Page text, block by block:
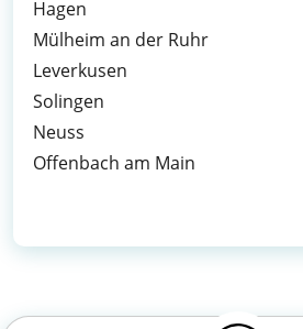
Hagen
Mülheim an der Ruhr
Leverkusen
Solingen
Neuss
Offenbach am Main